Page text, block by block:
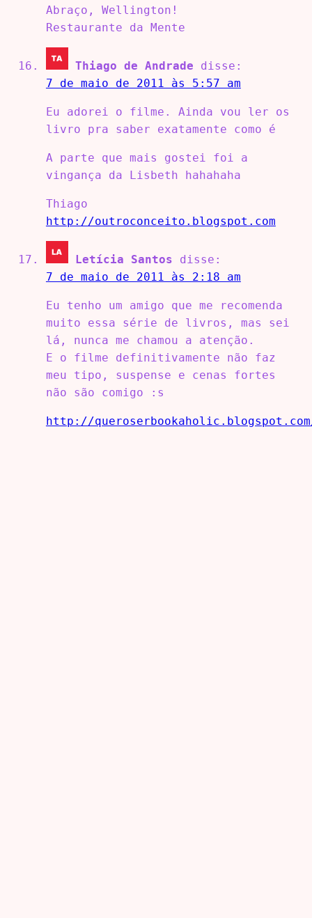
Abraço, Wellington!
Restaurante da Mente
Thiago de Andrade
disse:
7 de maio de 2011 às 5:57 am
Eu adorei o filme. Ainda vou ler os
livro pra saber exatamente como é
A parte que mais gostei foi a
vingança da Lisbeth hahahaha
Thiago
http://outroconceito.blogspot.com
Letícia Santos
disse:
7 de maio de 2011 às 2:18 am
Eu tenho um amigo que me recomenda
muito essa série de livros, mas sei
lá, nunca me chamou a atenção.
E o filme definitivamente não faz
meu tipo, suspense e cenas fortes
não são comigo :s
http://